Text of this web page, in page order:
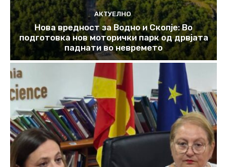
АКТУЕЛНО
Нова вредност за Водно и Скопје: Во
подготовка нов моторички парк од дрвјата
паднати во невремето